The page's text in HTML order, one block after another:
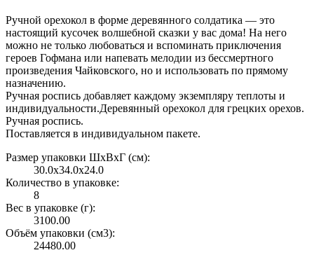
Ручной орехокол в форме деревянного солдатика — это
настоящий кусочек волшебной сказки у вас дома! На него
можно не только любоваться и вспоминать приключения
героев Гофмана или напевать мелодии из бессмертного
произведения Чайковского, но и использовать по прямому
назначению.
Ручная роспись добавляет каждому экземпляру теплоты и
индивидуальности.Деревянный орехокол для грецких орехов.
Ручная роспись.
Поставляется в индивидуальном пакете.
Размер упаковки ШxВxГ (см):
30.0x34.0x24.0
Количество в упаковке:
8
Вес в упаковке (г):
3100.00
Объём упаковки (см3):
24480.00